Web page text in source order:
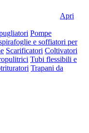
Apri
Pompe
e soffiatori per
Scarificatori Coltivatori
Tubi flessibili e
Trapani da